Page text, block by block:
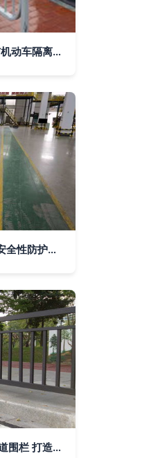
茂名京式护栏批发 人行道护栏报价与机动车隔离栏定制服务全解析
2026年Q1，如何为工厂仓库选择高安全性防护方案 这五家服务商值得关注
汕头工厂道路隔离栏与潮州小区人行道围栏 打造安全有序的场域屏障